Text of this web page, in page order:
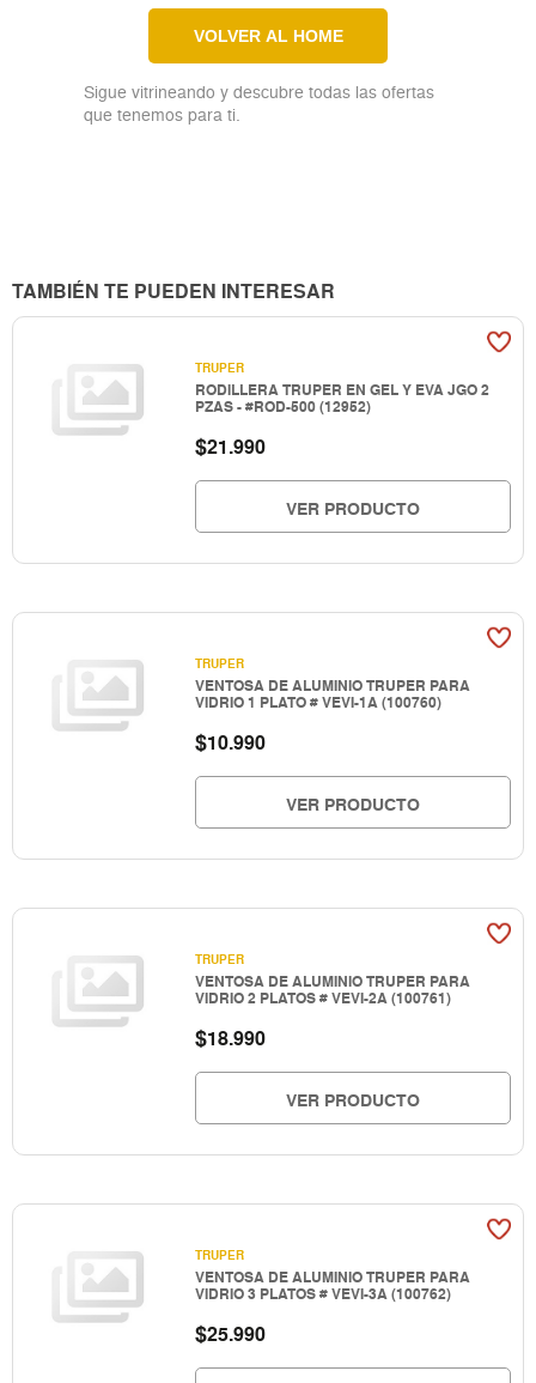
VOLVER AL HOME
Sigue vitrineando y descubre todas las ofertas
que tenemos para ti.
TAMBIÉN TE PUEDEN INTERESAR
TRUPER
RODILLERA TRUPER EN GEL Y EVA JGO 2
PZAS - #ROD-500 (12952)
$21.990
VER PRODUCTO
TRUPER
VENTOSA DE ALUMINIO TRUPER PARA
VIDRIO 1 PLATO # VEVI-1A (100760)
$10.990
VER PRODUCTO
TRUPER
VENTOSA DE ALUMINIO TRUPER PARA
VIDRIO 2 PLATOS # VEVI-2A (100761)
$18.990
VER PRODUCTO
TRUPER
VENTOSA DE ALUMINIO TRUPER PARA
VIDRIO 3 PLATOS # VEVI-3A (100762)
$25.990